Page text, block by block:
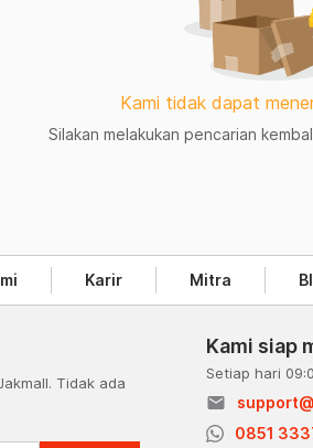
Kami tidak dapat
Silakan melakukan pencarian
Karir Mitra
Tidak ada
Kami siap
Setiap hari
email
0851